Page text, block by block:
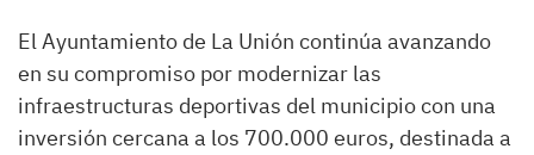
El Ayuntamiento de La Unión continúa avanzando
en su compromiso por modernizar las
infraestructuras deportivas del municipio con una
inversión cercana a los 700.000 euros, destinada a